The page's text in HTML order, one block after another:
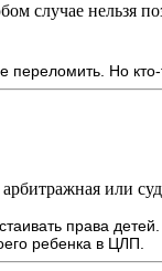
случае нельзя
переломить. Но
или
права детей.
ребенка в ЦЛП.